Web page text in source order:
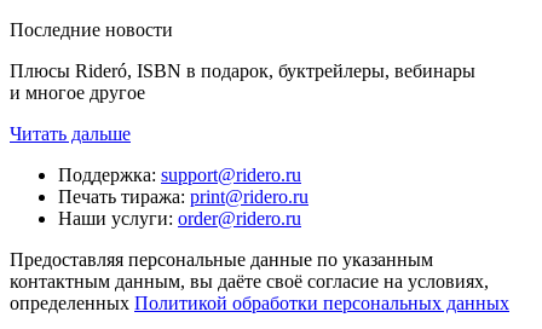
Последние новости
Плюсы Rideró, ISBN в подарок, буктрейлеры, вебинары
и многое другое
Читать дальше
Поддержка: support@ridero.ru
Печать тиража: print@ridero.ru
Наши услуги: order@ridero.ru
Предоставляя персональные данные по указанным
контактным данным, вы даёте своё согласие на условиях,
определенных Политикой обработки персональных данных